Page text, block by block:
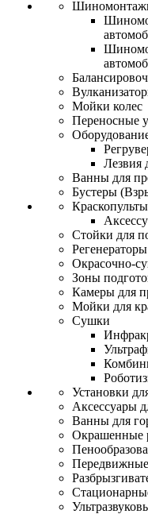
Мойки колес
Переносные
Лезвия
Ванны для
Бустеры
Краскопульты
Стойки для
Окрасочно-
Зоны
Камеры для
Мойки для
Сушки
Установки
Аксессуары
Ванны для
Окрашенные